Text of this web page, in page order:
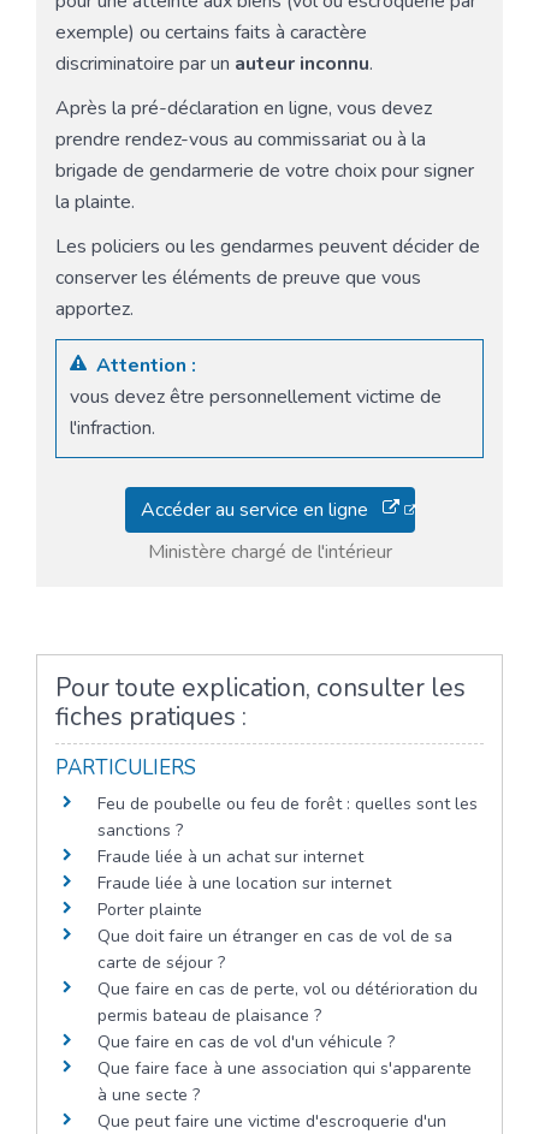
exemple) ou certains faits à caractère
discriminatoire par un auteur inconnu.
Après la pré-déclaration en ligne, vous devez
prendre rendez-vous au commissariat ou à la
brigade de gendarmerie de votre choix pour signer
la plainte.
Les policiers ou les gendarmes peuvent décider de
conserver les éléments de preuve que vous
apportez.
Attention :
vous devez être personnellement victime de
l'infraction.
Accéder au service en ligne
Ministère chargé de l'intérieur
Pour toute explication, consulter les
fiches pratiques :
PARTICULIERS
Feu de poubelle ou feu de forêt : quelles sont les
sanctions ?
Fraude liée à un achat sur internet
Fraude liée à une location sur internet
Porter plainte
Que doit faire un étranger en cas de vol de sa
carte de séjour ?
Que faire en cas de perte, vol ou détérioration du
permis bateau de plaisance ?
Que faire en cas de vol d'un véhicule ?
Que faire face à une association qui s'apparente
à une secte ?
Que peut faire une victime d'escroquerie d'un